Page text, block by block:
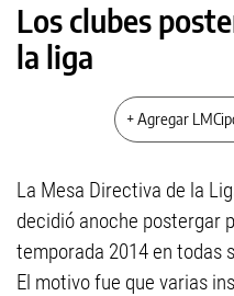
Los clubes
la liga
+ Agregar
La Mesa Directiva de la
decidió anoche postergar
temporada 2014 en todas
El motivo fue que varias